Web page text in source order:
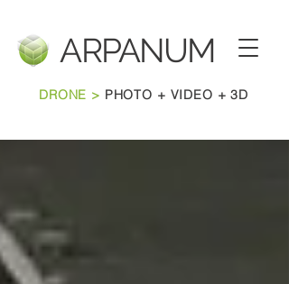
ARPANUM
DRONE > PHOTO + VIDEO + 3D